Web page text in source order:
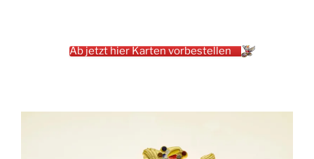
Ab jetzt hier Karten vorbestellen